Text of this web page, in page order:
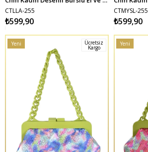
CTLLA-255
₺599,90
CTMYSL-255
₺599,90
Yeni
Ücretsiz
Kargo
Yeni